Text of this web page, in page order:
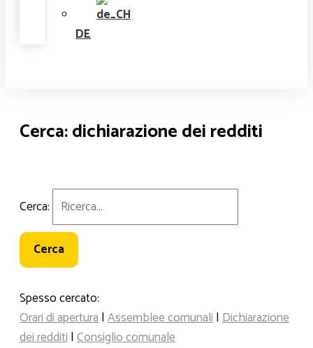
DE
Cerca: dichiarazione dei redditi
Cerca:
Spesso cercato:
Orari di apertura|Assemblee comunali|Dichiarazione
dei redditi|Consiglio comunale